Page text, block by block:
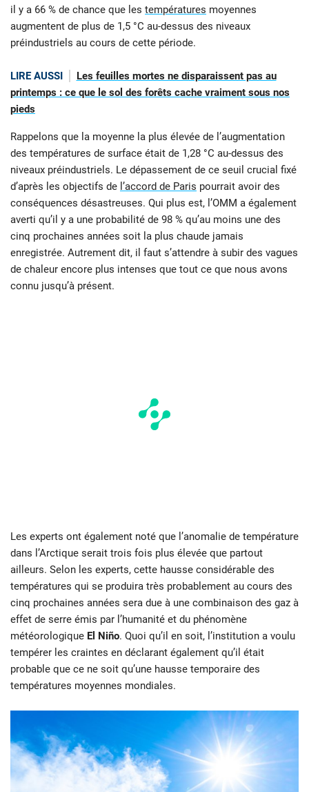
il y a 66 % de chance que les températures moyennes
augmentent de plus de 1,5 °C au-dessus des niveaux
préindustriels au cours de cette période.
LIRE AUSSI
Les feuilles mortes ne disparaissent pas au
printemps : ce que le sol des forêts cache vraiment sous nos
pieds
Rappelons que la moyenne la plus élevée de l’augmentation
des températures de surface était de 1,28 °C au-dessus des
niveaux préindustriels. Le dépassement de ce seuil crucial fixé
d’après les objectifs de l’accord de Paris pourrait avoir des
conséquences désastreuses. Qui plus est, l’OMM a également
averti qu’il y a une probabilité de 98 % qu’au moins une des
cinq prochaines années soit la plus chaude jamais
enregistrée. Autrement dit, il faut s’attendre à subir des vagues
de chaleur encore plus intenses que tout ce que nous avons
connu jusqu’à présent.
Les experts ont également noté que l’anomalie de température
dans l’Arctique serait trois fois plus élevée que partout
ailleurs. Selon les experts, cette hausse considérable des
températures qui se produira très probablement au cours des
cinq prochaines années sera due à une combinaison des gaz à
effet de serre émis par l’humanité et du phénomène
météorologique El Niño. Quoi qu’il en soit, l’institution a voulu
tempérer les craintes en déclarant également qu’il était
probable que ce ne soit qu’une hausse temporaire des
températures moyennes mondiales.